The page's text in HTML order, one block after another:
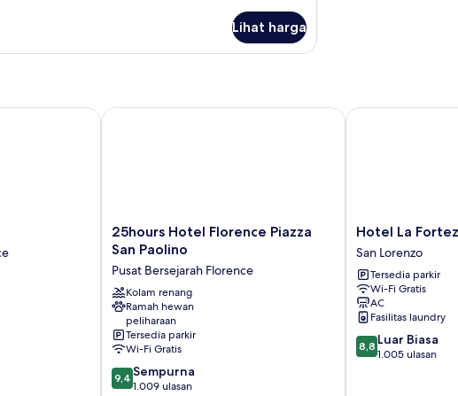
Lihat harga
25hours
Hotel
Piazza
San
Paolino
Pusat
Bersejarah
Florence
25hours Hotel Florence Piazza
San Paolino
Pusat Bersejarah Florence
Kolam renang
Ramah hewan
peliharaan
Tersedia parkir
Wi-Fi Gratis
9.4
dari
9,4 Sempurna
1.009 ulasan
25hours Hotel Florence Piazza San Paolino
Hotel
La
Fortezza
San
Lorenzo
Hotel La
San Lorenzo
Tersedia parkir
Wi-Fi Gratis
AC
Fasilitas laundry
8.8
dari
8,8 Luar Biasa
1.005 ulasan
Hotel La Fortezza